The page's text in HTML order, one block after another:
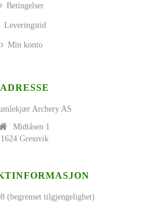
Betingelser
Leveringstid
Min konto
ADRESSE
Archery AS
Midtåsen 1
1624 Gressvik
(begrenset tilgjengelighet)